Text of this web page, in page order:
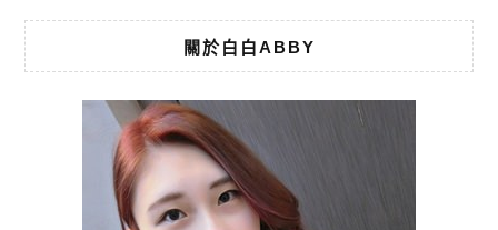
關於白白ABBY